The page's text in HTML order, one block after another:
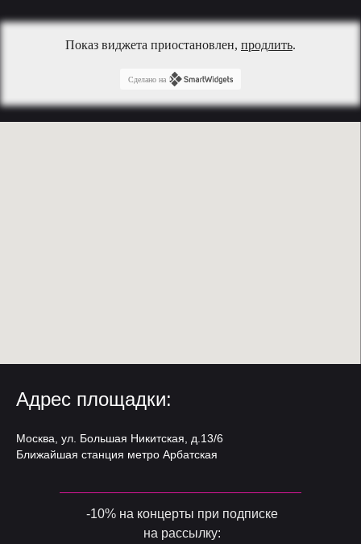
Показ виджета приостановлен, продлить.
Сделано на
Адрес площадки:
Москва, ул. Большая Никитская, д.13/6
Ближайшая станция метро Арбатская
-10% на концерты при подписке
на рассылку: